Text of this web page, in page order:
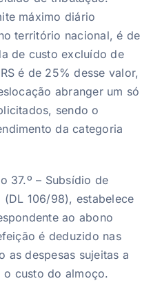
máximo diário
território nacional, é de
de custo excluído de
é de 25% desse valor,
abranger um só
sendo o
da categoria
37.º – Subsídio de
106/98), estabelece
ao abono
é deduzido nas
as despesas sujeitas a
o custo do almoço.